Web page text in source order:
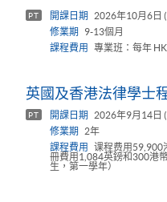
PT 開課日期
2026年10月6日
修業期
9-13個月
課程費用
專業班：每年
英國及香港法律學士
PT 開課日期
2026年9月14日
修業期
2年
課程費用
课程费用59,900
冊費用1,084英鎊和300港
生，第一學年）